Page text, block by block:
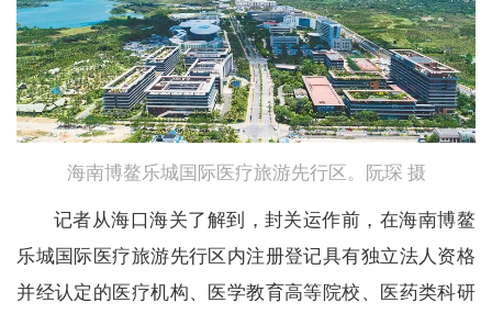
海南博鳌乐城国际医疗旅游先行区。阮琛 摄
记者从海口海关了解到，封关运作前，在海南博鳌
乐城国际医疗旅游先行区内注册登记具有独立法人资格
并经认定的医疗机构、医学教育高等院校、医药类科研